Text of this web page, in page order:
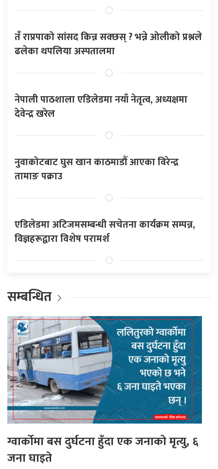
तँ राप्रपाको सांसद किन्न सक्छस् ? भन्ने ओलीको प्रश्नले
ढलेका थपलिया अस्पतालमा
नेपाली पाठशाला एडिलेडमा नयाँ नेतृत्व, अध्यक्षमा
देवेन्द्र खरेल
नुवाकोटबाट घुस खान काठमाडौँ आएका विरेन्द्र
तामाङ पक्राउ
एडिलेडमा अटिजमसम्बन्धी सचेतना कार्यक्रम सम्पन्न,
विज्ञहरूद्वारा विशेष परामर्श
सम्बन्धित
ग्वार्कोमा बस दुर्घटना हुँदा एक जनाको मृत्यु, ६
जना घाइते